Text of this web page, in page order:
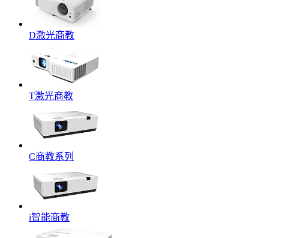
D激光商教
T激光商教
C商教系列
i智能商教